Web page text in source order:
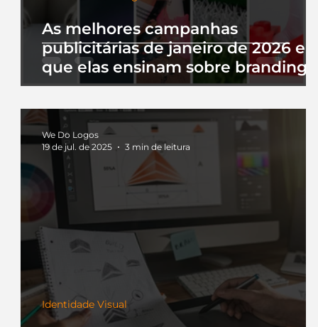
As melhores campanhas
publicitárias de janeiro de 2026 e
que elas ensinam sobre branding
Identidade Visual
We Do Logos
19 de jul. de 2025
3 min de leitura